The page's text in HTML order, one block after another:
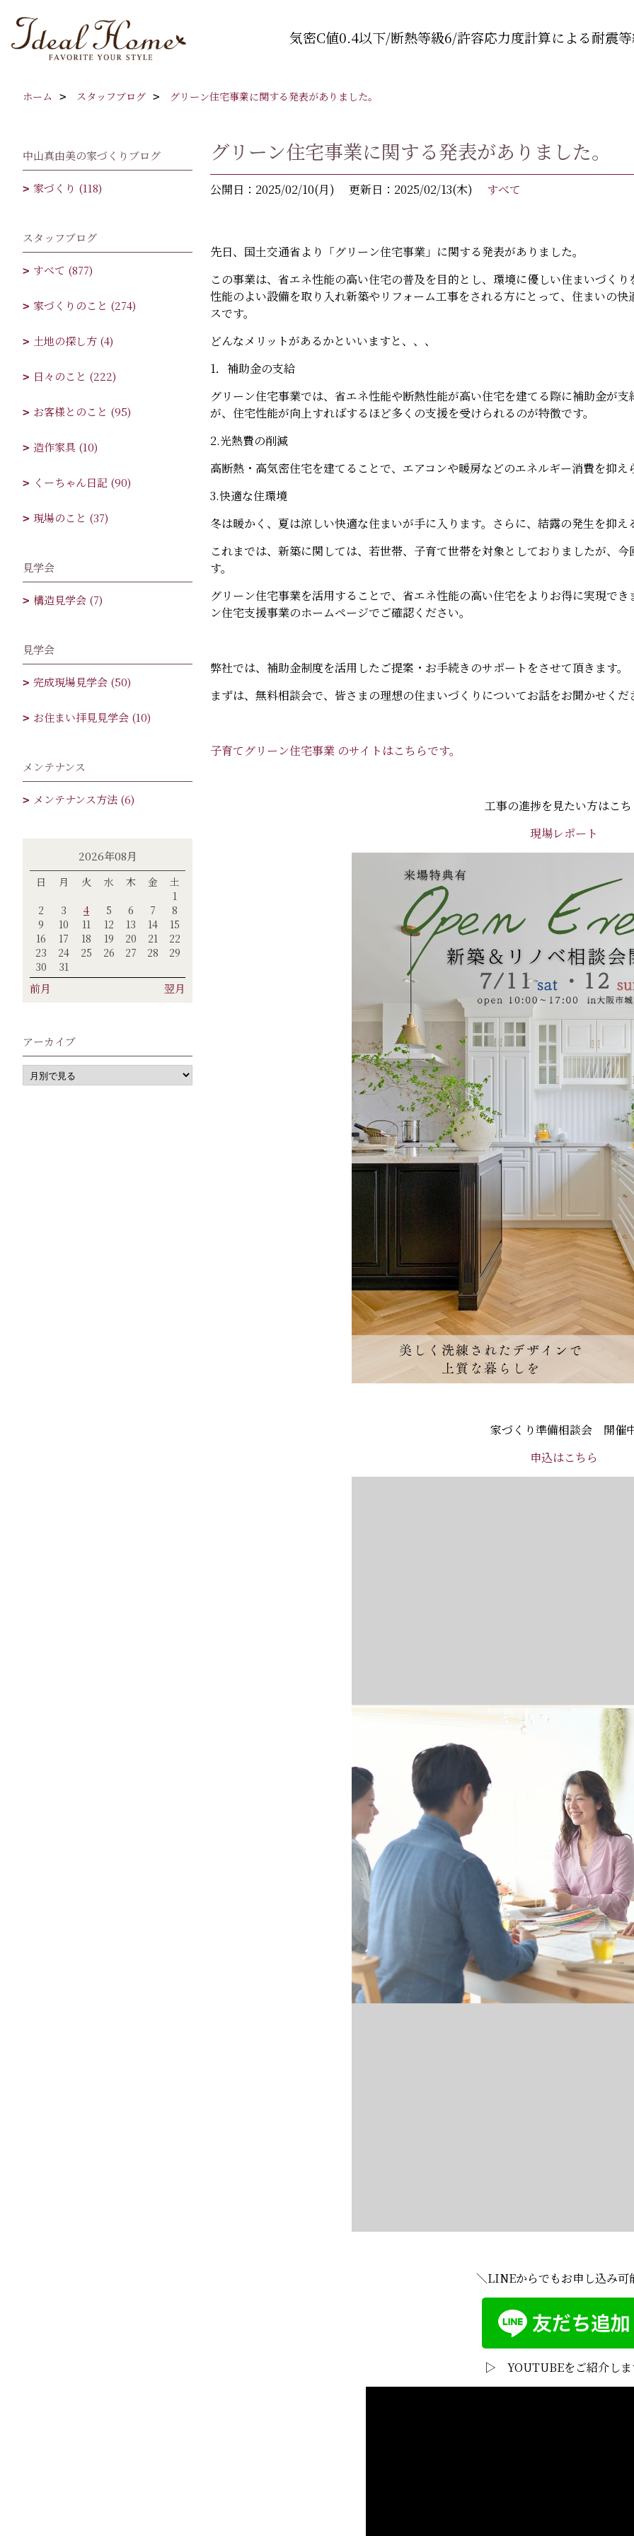
気密C値0.4以下/断熱等級6/許容応力度計算による耐震
ホーム スタッフブログ グリーン住宅事業に関する発表がありました。
グリーン住宅事業に関する発表がありました。
公開日：2025/02/10(月) 更新日：2025/02/13(木) すべて
先日、国土交通省より「グリーン住宅事業」に関する発表がありました。
この事業は、省エネ性能の高い住宅の普及を目的とし、環境に優しい住まいづく
性能のよい設備を取り入れ新築やリフォーム工事をされる方にとって、住まいの
スです。
どんなメリットがあるかといいますと、、、
1．補助金の支給
グリーン住宅事業では、省エネ性能や断熱性能が高い住宅を建てる際に補助金が
が、住宅性能が向上すればするほど多くの支援を受けられるのが特徴です。
2.光熱費の削減
高断熱・高気密住宅を建てることで、エアコンや暖房などのエネルギー消費を抑
3.快適な住環境
冬は暖かく、夏は涼しい快適な住まいが手に入ります。さらに、結露の発生を抑
これまでは、新築に関しては、若世帯、子育て世帯を対象としておりましたが、
す。
グリーン住宅事業を活用することで、省エネ性能の高い住宅をよりお得に実現で
ン住宅支援事業のホームページでご確認ください。
弊社では、補助金制度を活用したご提案・お手続きのサポートをさせて頂きます。
まずは、無料相談会で、皆さまの理想の住まいづくりについてお話をお聞かせくだ
子育てグリーン住宅事業 のサイトはこちらです。
工事の進捗を見たい方はこ
現場レポート
家づくり準備相談会 開催
申込はこちら
＼LINEからでもお申し込み可
▷ YOUTUBEをご紹介しま
中山真由美の家づくりブログ
家づくり (118)
スタッフブログ
すべて (877)
家づくりのこと (274)
土地の探し方 (4)
日々のこと (222)
お客様とのこと (95)
造作家具 (10)
くーちゃん日記 (90)
現場のこと (37)
見学会
構造見学会 (7)
見学会
完成現場見学会 (50)
お住まい拝見見学会 (10)
メンテナンス
メンテナンス方法 (6)
2026年08月
日 月 火 水 木 金
土
1
2
3 4 5 6 7
8
9
10 11 12 13 14
15
16
17 18 19 20 21
22
23
24 25 26 27 28
29
30
31
前月 翌月
アーカイブ